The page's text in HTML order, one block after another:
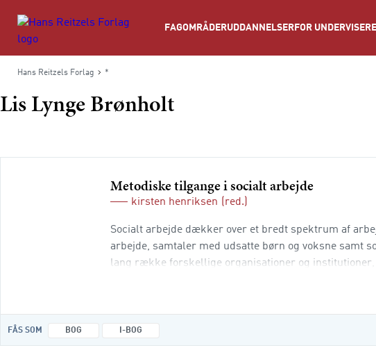
FAGOMRÅDERUDDANNELSER FOR UNDERVISERE
Hans Reitzels Forlag *
Lis Lynge Brønholt
Metodiske tilgange i socialt arbejde
kirsten henriksen (red.)
Socialt arbejde dækker over et bredt spektrum af
arbejde, samtaler med udsatte børn og voksne samt
lang række forskellige organisationer og
FÅS SOM BOG I-BOG